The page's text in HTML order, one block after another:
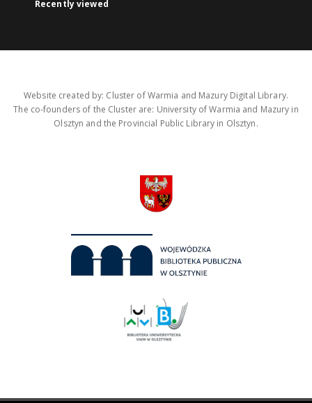
Recently viewed
Website created by: Cluster of Warmia and Mazury Digital Library.
The co-founders of the Cluster are: University of Warmia and Mazury in
Olsztyn and the Provincial Public Library in Olsztyn.